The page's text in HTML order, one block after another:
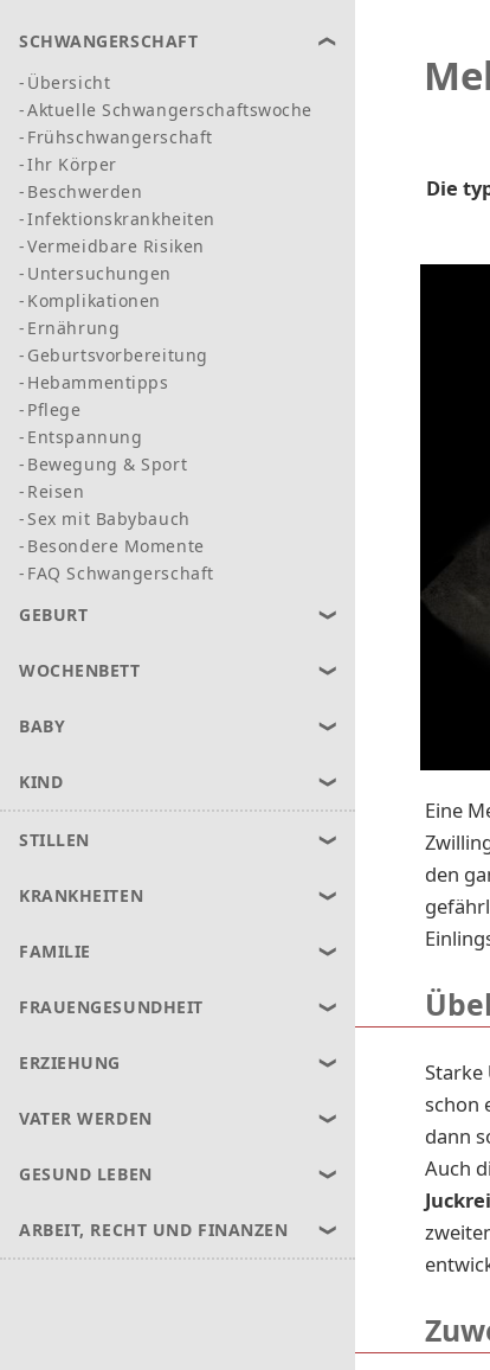
SCHWANGERSCHAFT
Übersicht
Aktuelle Schwangerschaftswoche
Frühschwangerschaft
Ihr Körper
Beschwerden
Infektionskrankheiten
Vermeidbare Risiken
Untersuchungen
Komplikationen
Ernährung
Geburtsvorbereitung
Hebammentipps
Pflege
Entspannung
Bewegung & Sport
Reisen
Sex mit Babybauch
Besondere Momente
FAQ Schwangerschaft
GEBURT
WOCHENBETT
BABY
KIND
STILLEN
KRANKHEITEN
FAMILIE
FRAUENGESUNDHEIT
ERZIEHUNG
VATER WERDEN
GESUND LEBEN
ARBEIT, RECHT UND FINANZEN
Die
Eine
den
Starke
schon
dann
Auch